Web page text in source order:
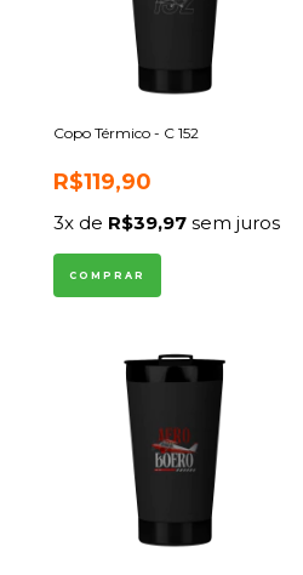
Copo Térmico - C 152
R$119,90
3x de R$39,97sem juros
COMPRAR